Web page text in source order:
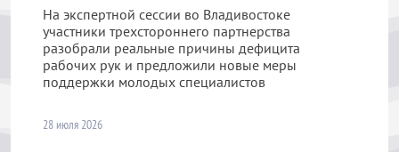
На экспертной сессии во Владивостоке
участники трехстороннего партнерства
разобрали реальные причины дефицита
рабочих рук и предложили новые меры
поддержки молодых специалистов
28 июля 2026